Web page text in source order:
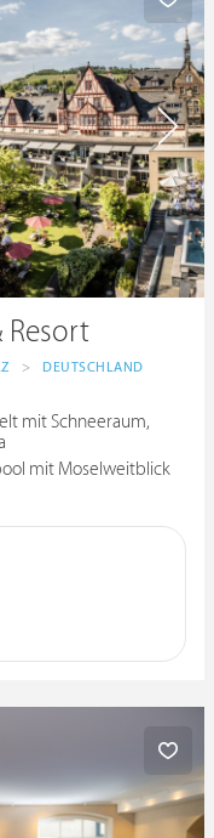
Resort
> DEUTSCHLAND
mit Schneeraum,
mit Moselweitblick